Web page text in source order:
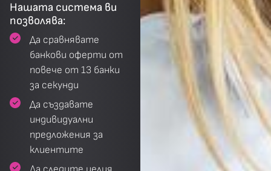
Нашата система ви
позволява:
Да сравнявате
банкови оферти от
повече от 13 банки
за секунди
Да създавате
индивидуални
предложения за
клиентите